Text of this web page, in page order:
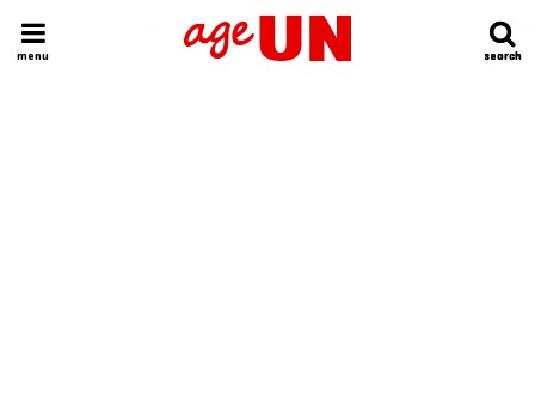
search
search
menu
HOME 今日の運勢ランキング 明日の運勢ランキング 今週の運勢